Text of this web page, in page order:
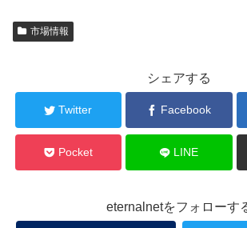
市場情報
シェアする
Twitter Facebook
Pocket LINE
eternalnetをフォローす